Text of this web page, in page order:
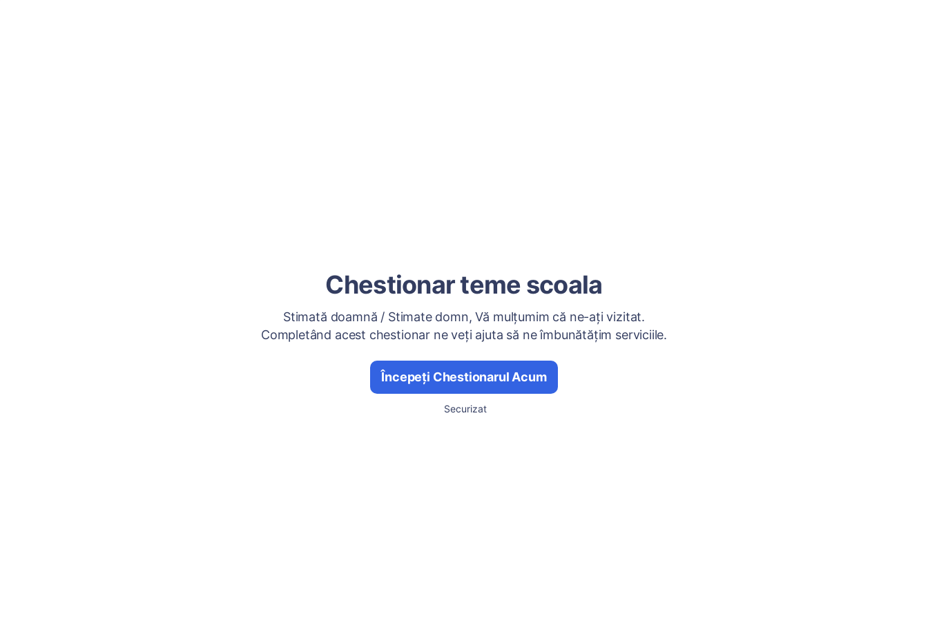
Chestionar teme scoala
Stimată doamnă / Stimate domn, Vă mulțumim că ne-ați vizitat.
Completând acest chestionar ne veți ajuta să ne îmbunătățim serviciile.
Începeți Chestionarul Acum
Securizat